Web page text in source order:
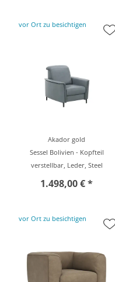
vor Ort zu besichtigen
Akador gold
Sessel Bolivien - Kopfteil
verstellbar, Leder, Steel
1.498,00 € *
vor Ort zu besichtigen